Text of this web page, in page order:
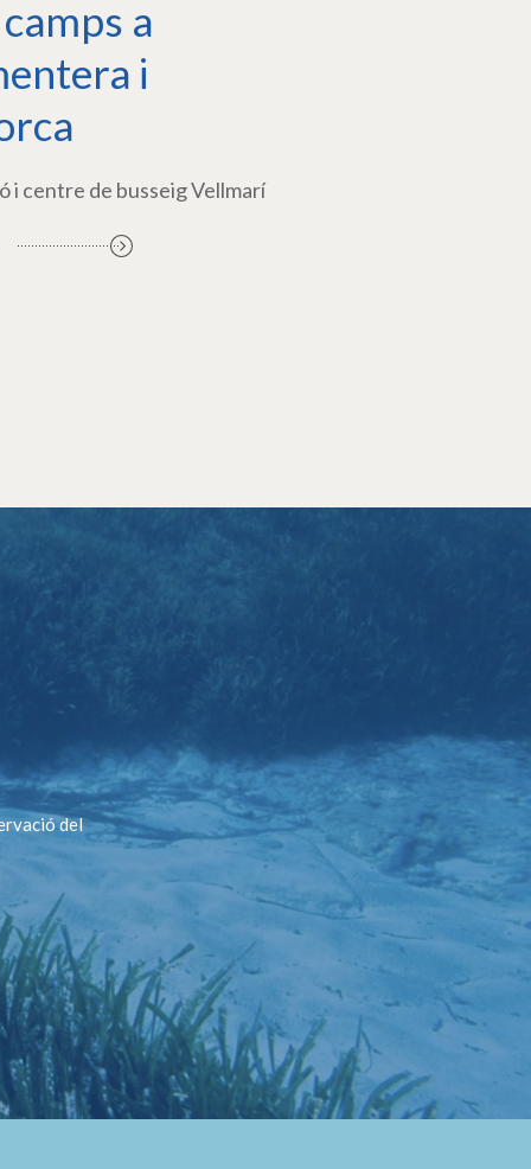
a
i
i centre de busseig Vellmarí
del